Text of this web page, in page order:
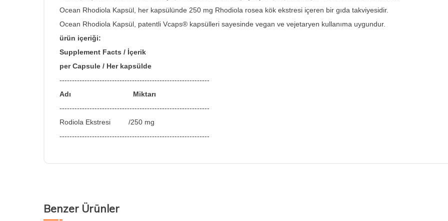
Ocean Rhodiola Kapsül, her kapsülünde 250 mg Rhodiola rosea kök ekstresi içeren bir gıda takviyesidir.
​Ocean Rhodiola Kapsül, patentli Vcaps® kapsülleri sayesinde vegan ve vejetaryen kullanıma uygundur.
ürün içeriği:
Supplement Facts / İçerik
per Capsule / Her kapsülde
------------------------------------------------------------
Adı Miktarı
------------------------------------------------------------
Rodiola Ekstresi /250 mg
------------------------------------------------------------
Benzer Ürünler